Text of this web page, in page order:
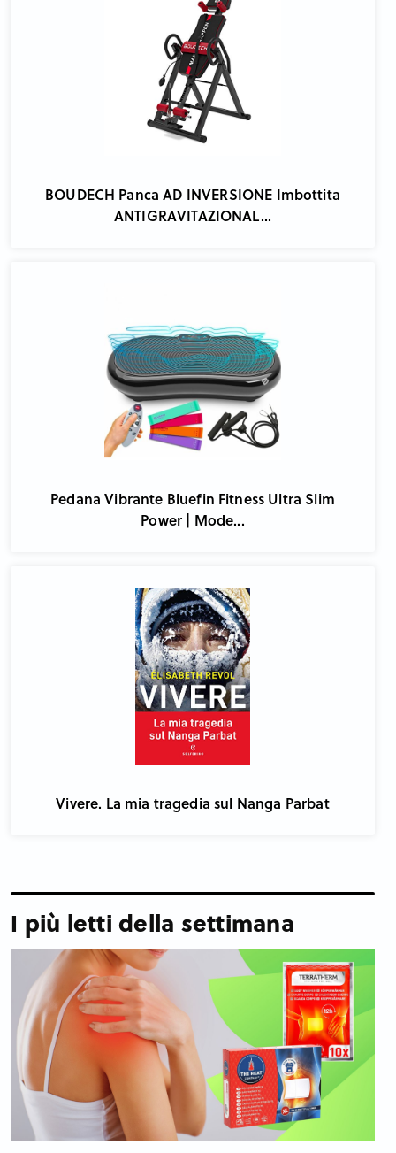
BOUDECH Panca AD INVERSIONE Imbottita
ANTIGRAVITAZIONAL...
Pedana Vibrante Bluefin Fitness Ultra Slim
Power | Mode...
Vivere. La mia tragedia sul Nanga Parbat
I più letti della settimana